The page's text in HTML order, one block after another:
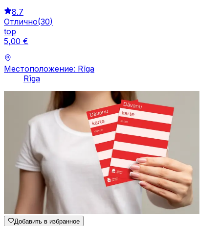
8.7
Отлично(30)
top
5,00 €
Местоположение: Rīga
Rīga
Добавить в избранное